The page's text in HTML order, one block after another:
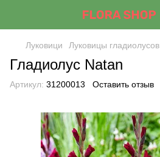
Луковици Луковицы гладиолусов
Гладиолус Natan
Артикул: 31200013 Оставить отзыв